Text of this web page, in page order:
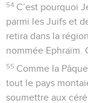
54 C’est pourquoi
parmi les Juifs et
retira dans la
nommée Ephraïm.
55 Comme la
tout le pays
soumettre aux